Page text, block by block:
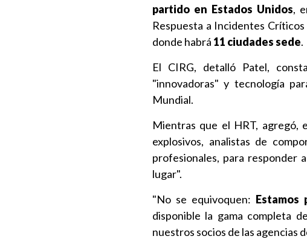
partido en Estados Unidos,
Respuesta a Incidentes
donde habrá 11 ciudades sede.
El CIRG, detalló Patel,
"innovadoras" y tecnología
Mundial.
Mientras que el HRT, agregó,
explosivos, analistas de
profesionales, para responder
lugar".
"No se equivoquen: Estamos
disponible la gama completa
nuestros socios de las agencias